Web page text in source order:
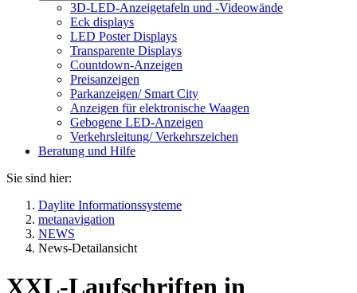
3D-LED-Anzeigetafeln und -Videowände
Eck displays
LED Poster Displays
Transparente Displays
Countdown-Anzeigen
Preisanzeigen
Parkanzeigen/ Smart City
Anzeigen für elektronische Waagen
Gebogene LED-Anzeigen
Verkehrsleitung/ Verkehrszeichen
Beratung und Hilfe
Sie sind hier:
Daylite Informationssysteme
metanavigation
NEWS
News-Detailansicht
XXL-Laufschriften in